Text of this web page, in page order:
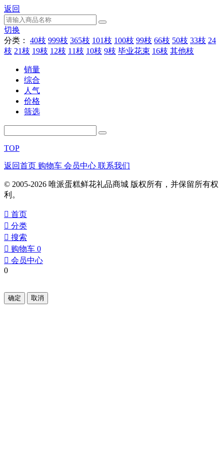
返回
切换
分类：
40枝 999枝 365枝 101枝 100枝 99枝 66枝 50枝 33枝 24
枝 21枝 19枝 12枝 11枝 10枝 9枝 毕业花束 16枝 其他枝
销量
综合
人气
价格
筛选
TOP
返回首页 购物车 会员中心 联系我们
© 2005-2026 唯派蛋糕鲜花礼品商城 版权所有，并保留所有权
利。
󰀁 首页
󰀂 分类
󰀃 搜索
󰀄 购物车 0
󰀅 会员中心
0
确定 取消